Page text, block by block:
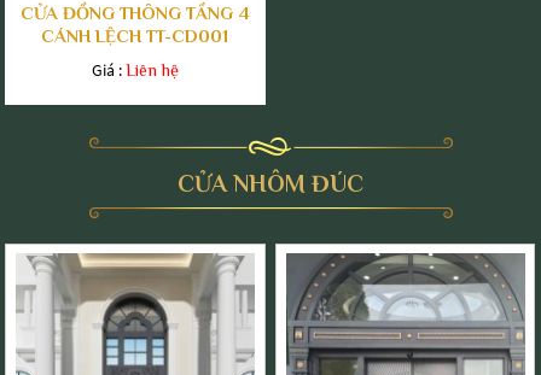
CỬA ĐỒNG THÔNG TẦNG 4
CÁNH LỆCH TT-CD001
Giá :Liên hệ
CỬA NHÔM ĐÚC